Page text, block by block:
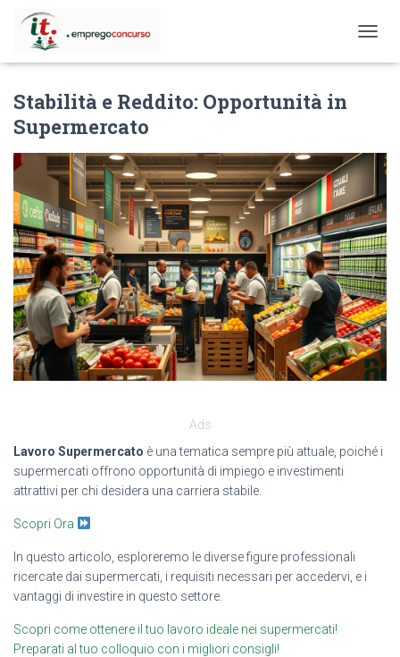
O
A
I
G
A
T
I
O
N
Stabilità e Reddito: Opportunità in
Supermercato
Ads
Lavoro Supermercato è una tematica sempre più attuale, poiché i
supermercati offrono opportunità di impiego e investimenti
attrattivi per chi desidera una carriera stabile.
Scopri Ora
In questo articolo, esploreremo le diverse figure professionali
ricercate dai supermercati, i requisiti necessari per accedervi, e i
vantaggi di investire in questo settore.
Scopri come ottenere il tuo lavoro ideale nei supermercati!
Preparati al tuo colloquio con i migliori consigli!